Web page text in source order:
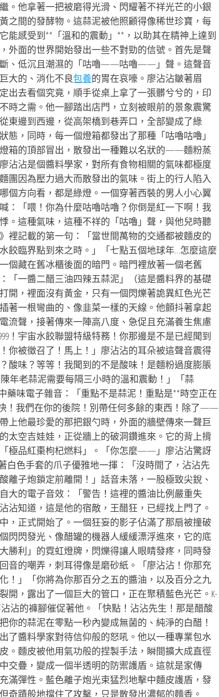
。他拿著一把被磨得光滑、閃耀著不祥光芒的小銀
之間的發酵物。這蒜泥被他照顧得像稀世珍寶，每
能感受到**「溫和的震動」**，以助其在精神上達到
外面的世界開始發出一些不對勁的信號。首先是聲
斷、低沉且潮濕的「咕嚕——咕嚕——」聲。這聲音
大的、消化不良包養的胃在哀嚎。廖沾沾皺著眉
出去看個究竟，順手從桌上拿了一張髒兮兮的，印
時之需。他一腳踏出店門，立刻被眼前的景象震驚
東邊到西邊，從高架橋到巷弄口，全部變成了綠
，同時，每一個燈箱都發出了那種「咕嚕咕嚕」
箱的頂部冒出，散發出一種難以名狀的——麵粉蒸
沾沾是個醬料學家，對所有食物相關的氣味都極度
團因為壓力過大而散發出的氣味。街上的行人陷入
個方向看，都是綠燈。一個穿著西裝的男人小心翼
：「喂！你為什麼咕嚕咕嚕？你倒是紅一下啊！我
。這種氣味，這種不祥的「咕嚕」聲，與他兒時聽
裡記載的第一句：「當世間萬物的交通都被麵皮的
餃臨界點到來之時。」「七點五個地球年…怎麼這麼
個藏在舊冰櫃後面的暗門。暗門裡放著一個老舊
「一醬二醋三油四辣五蒜泥」（這是醬料界的基礎
開，裡面沒有黃金，只有一個閃爍著詭異紅色光芒
著一根彎曲的、像韭菜一樣的天線。他顫抖著拿起
電流聲，接著傳來一陣高八度、急促且充滿養生焦慮
！宇宙水餃聯盟特級特務！你那邊是不是已經聞到
你被徵召了！馬上！」廖沾沾的耳朵被這聲音震得
酸味？等等！我聞到的不是酸味！是麵粉過度膨脹
年老蒜泥需要每隔三小時的溫和震動！」「蒜
藥味電子雜音：「重點不是蒜泥！重點是**時空正在
！我們在你的後院！別帶任何多餘的東西！除了——
上他最珍愛的那把銀勺時，外面的牆壁傳來一聲巨
太空吉娃娃，正從牆上的破洞鑽進來。它的背上揹
極品紅棗枸杞燃料」。「你怎麼——」廖沾沾驚訝
白色手套的爪子優雅地一揮：「沒時間了，沾沾先
離子炮鎖定前離開！」話音未落，一股極致尖銳、
大的電子音效：「警告！這裡的醬油比例嚴重失
沾知道，這是他的宿敵，王醋狂，已經找上門了。
，正式開始了。一個狂妄的影子佔滿了那扇被撞破
閃閃發光、像醋罐的機器人緩緩漂浮進來，它的底
勝利」的霓虹燈牌，閃爍得讓人眼睛發疼，同時發
音的嘲弄，刺耳得像是磨砂紙。「廖沾沾！你那充
！」「你將為你那百分之五的醬油，以及百分之九
開，露出了一個巨大的管口，正在聚積藍色光芒。K-
沾的褲腳催促著他。「快點！沾沾先生！那是醋酸
的蒜泥在零點一秒內變成無菌的、純淨的白醋！
了醬料學家對待信仰般的怒吼。他以一種專業包水
。麵皮被他用氣功般的捏製手法，瞬間擴大成直徑
交疊，變成一個半透明的防禦護盾。這就是家傳
滿彈性。藍色離子炮光束猛烈地擊中麵皮護盾，發
奇蹟般地擋住了攻擊，只是散發出濃郁的麵香。